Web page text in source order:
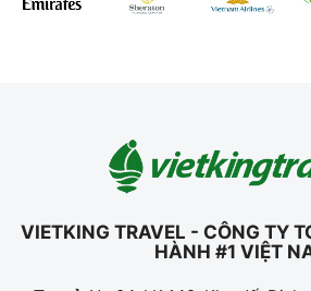
VIETKING TRAVEL - CÔNG TY
HÀNH #1 VIỆT